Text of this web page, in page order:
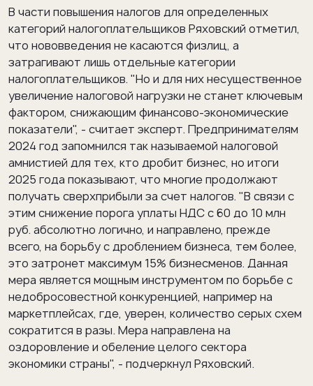
В части повышения налогов для определенных
категорий налогоплательщиков Ряховский отметил,
что нововведения не касаются физлиц, а
затрагивают лишь отдельные категории
налогоплательщиков. "Но и для них несущественное
увеличение налоговой нагрузки не станет ключевым
фактором, снижающим финансово-экономические
показатели", - считает эксперт. Предпринимателям
2024 год запомнился так называемой налоговой
амнистией для тех, кто дробит бизнес, но итоги
2025 года показывают, что многие продолжают
получать сверхприбыли за счет налогов. "В связи с
этим снижение порога уплаты НДС с 60 до 10 млн
руб. абсолютно логично, и направлено, прежде
всего, на борьбу с дроблением бизнеса, тем более,
это затронет максимум 15% бизнесменов. Данная
мера является мощным инструментом по борьбе с
недобросовестной конкуренцией, например на
маркетплейсах, где, уверен, количество серых схем
сократится в разы. Мера направлена на
оздоровление и обеление целого сектора
экономики страны", - подчеркнул Ряховский.